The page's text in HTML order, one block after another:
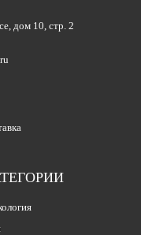
дом 10, стр. 2